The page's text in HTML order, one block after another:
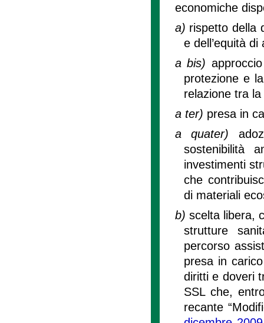
economiche
a) rispetto della
e dell’equità
a bis)
protezione e
relazione tra
a ter) presa in
a quater)
sostenibilità
investimenti
che
di materiali
b) scelta libera,
strutture
percorso
presa in
diritti e doveri
SSL che,
recante